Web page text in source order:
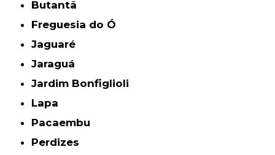
Butantã
Freguesia do Ó
Jaguaré
Jaraguá
Jardim Bonfiglioli
Lapa
Pacaembu
Perdizes